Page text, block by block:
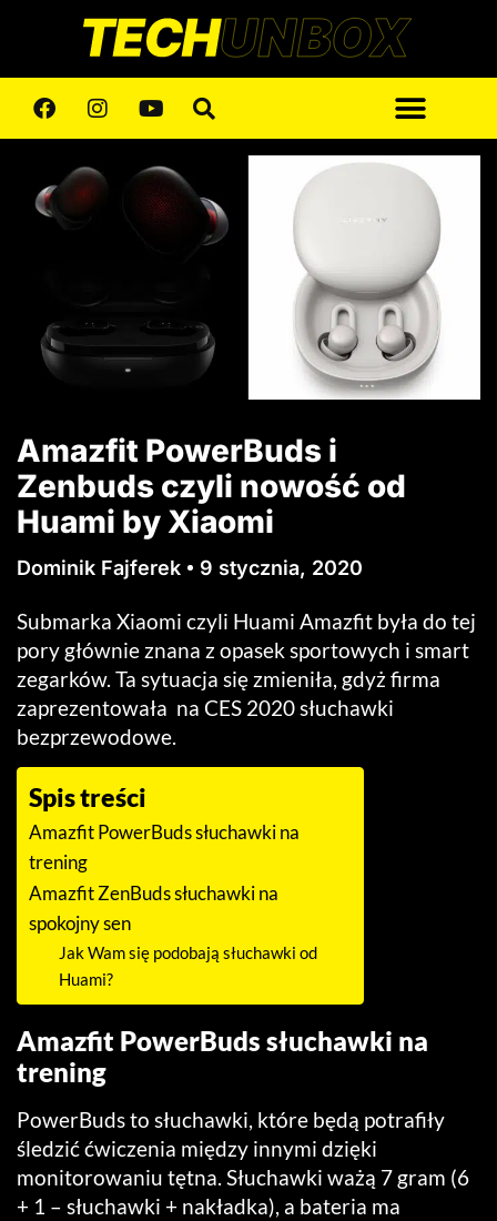
Amazfit PowerBuds i
Zenbuds czyli nowość od
Huami by Xiaomi
Dominik Fajferek 9 stycznia, 2020
Submarka Xiaomi czyli Huami Amazfit była do tej
pory głównie znana z opasek sportowych i smart
zegarków. Ta sytuacja się zmieniła, gdyż firma
zaprezentowała na CES 2020 słuchawki
bezprzewodowe.
Spis treści
Amazfit PowerBuds słuchawki na
trening
Amazfit ZenBuds słuchawki na
spokojny sen
Jak Wam się podobają słuchawki od
Huami?
Amazfit PowerBuds słuchawki na
trening
PowerBuds to słuchawki, które będą potrafiły
śledzić ćwiczenia między innymi dzięki
monitorowaniu tętna. Słuchawki ważą 7 gram (6
+ 1 – słuchawki + nakładka), a bateria ma